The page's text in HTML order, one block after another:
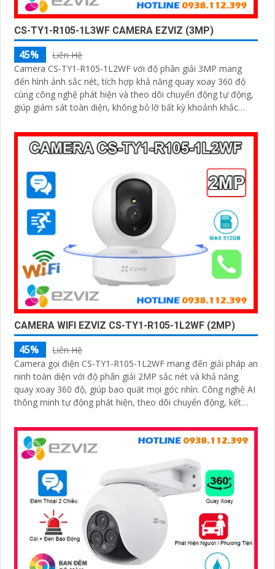
CS-TY1-R105-1L3WF CAMERA EZVIZ (3MP)
45%
Liên Hệ
Camera CS-TY1-R105-1L2WF với độ phân giải 3MP mang
đến hình ảnh sắc nét, tích hợp khả năng quay xoay 360 độ
cùng công nghệ phát hiện và theo dõi chuyển động tự động,
giúp giám sát toàn diện, không bỏ lỡ bất kỳ khoảnh khắc
ngoại lên đến 10m và khe cắm thẻ nhớ dung lượng 512GB,
đây chính là camera tối ưu với mức giá vô cùng hấp dẫn
CAMERA WIFI EZVIZ CS-TY1-R105-1L2WF (2MP)
45%
Liên Hệ
Camera gọi điện CS-TY1-R105-1L2WF mang đến giải pháp an
ninh toàn diện với độ phân giải 2MP sắc nét và khả năng
quay xoay 360 độ, giúp bao quát mọi góc nhìn. Công nghệ AI
thông minh tự động phát hiện, theo dõi chuyển động, kết